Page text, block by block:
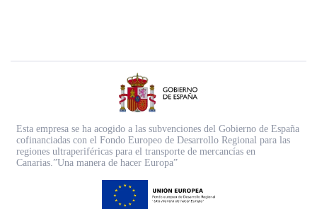
Esta empresa se ha acogido a las subvenciones del Gobierno de España
cofinanciadas con el Fondo Europeo de Desarrollo Regional para las
regiones ultraperiféricas para el transporte de mercancías en
Canarias.”Una manera de hacer Europa”